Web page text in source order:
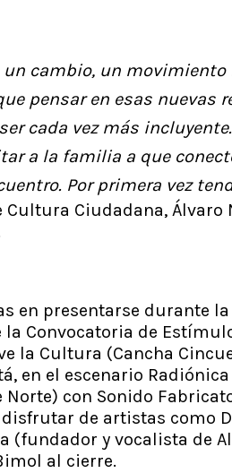
un cambio, un
pensar en esas nuevas
cada vez más
a la familia a que
Por primera vez
Ciudadana, Álvaro
en presentarse durante
Convocatoria de
la Cultura (Cancha
en el escenario
Norte) con Sonido
de artistas como
(fundador y vocalista de
al cierre.